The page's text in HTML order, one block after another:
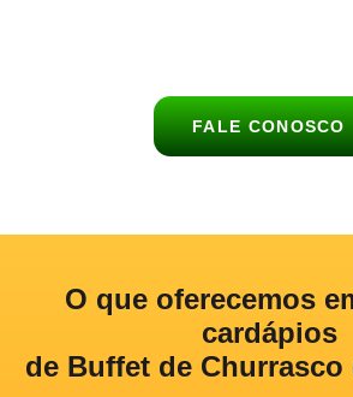
FALE CONOSCO
O que oferecemos
cardápios
de Buffet de Churrasco